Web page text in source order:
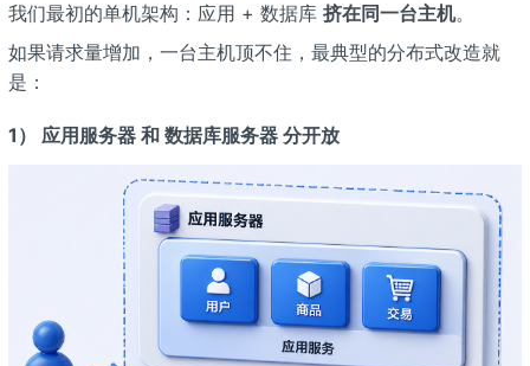
我们最初的单机架构：应用 + 数据库 挤在同一台主机。
如果请求量增加，一台主机顶不住，最典型的分布式改造就
是：
1） 应用服务器 和 数据库服务器 分开放